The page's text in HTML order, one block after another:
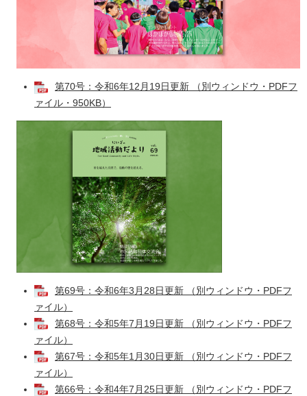
第70号：令和6年12月19日更新 （別ウィンドウ・PDFフ
ァイル・950KB）
第69号：令和6年3月28日更新 （別ウィンドウ・PDFフ
ァイル）
第68号：令和5年7月19日更新 （別ウィンドウ・PDFフ
ァイル）
第67号：令和5年1月30日更新 （別ウィンドウ・PDFフ
ァイル）
第66号：令和4年7月25日更新 （別ウィンドウ・PDFフ